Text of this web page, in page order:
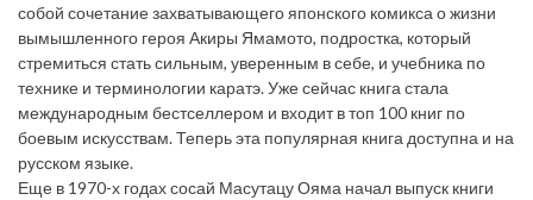
собой сочетание захватывающего японского комикса о жизни
вымышленного героя Акиры Ямамото, подростка, который
стремиться стать сильным, уверенным в себе, и учебника по
технике и терминологии каратэ. Уже сейчас книга стала
международным бестселлером и входит в топ 100 книг по
боевым искусствам. Теперь эта популярная книга доступна и на
русском языке.
Еще в 1970-х годах сосай Масутацу Ояма начал выпуск книги